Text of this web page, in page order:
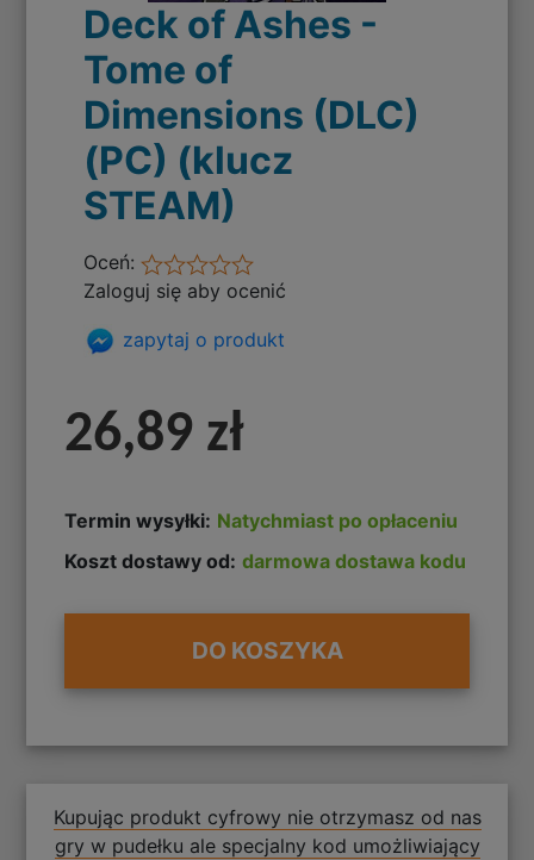
Deck of Ashes -
Tome of
Dimensions (DLC)
(PC) (klucz
STEAM)
Oceń:
Zaloguj się aby ocenić
zapytaj o produkt
26,89 zł
Termin wysyłki: Natychmiast po opłaceniu
Koszt dostawy od: darmowa dostawa kodu
DO KOSZYKA
Kupując produkt cyfrowy nie otrzymasz od nas
gry w pudełku ale specjalny kod umożliwiający